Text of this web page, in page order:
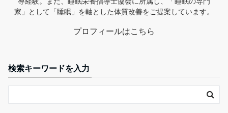
家」として「睡眠」を軸とした体質改善をご提案しています。
プロフィールはこちら
検索キーワードを入力